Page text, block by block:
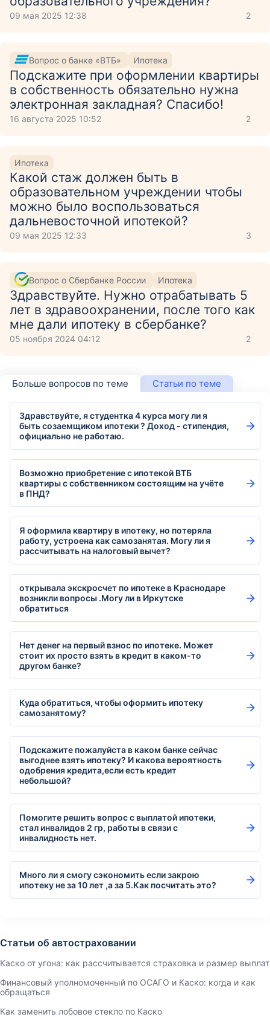
09 мая 2025 12:38 2
Вопрос о банке «ВТБ» Ипотека
Подскажите при оформлении квартиры
в собственность обязательно нужна
электронная закладная? Спасибо!
16 августа 2025 10:52 2
Ипотека
Какой стаж должен быть в
образовательном учреждении чтобы
можно было воспользоваться
дальневосточной ипотекой?
09 мая 2025 12:33 3
Вопрос о Сбербанке России Ипотека
Здравствуйте. Нужно отрабатывать 5
лет в здравоохранении, после того как
мне дали ипотеку в сбербанке?
05 ноября 2024 04:12 2
Больше вопросов по теме Статьи по теме
Здравствуйте, я студентка 4 курса могу ли я
быть созаемщиком ипотеки ? Доход - стипендия,
официально не работаю.
Возможно приобретение с ипотекой ВТБ
квартиры с собственником состоящим на учёте
в ПНД?
Я оформила квартиру в ипотеку, но потеряла
работу, устроена как самозанятая. Могу ли я
рассчитывать на налоговый вычет?
открывала экскросчет по ипотеке в Краснодаре
возникли вопросы .Могу ли в Иркутске
обратиться
Нет денег на первый взнос по ипотеке. Может
стоит их просто взять в кредит в каком-то
другом банке?
Куда обратиться, чтобы оформить ипотеку
самозанятому?
Подскажите пожалуйста в каком банке сейчас
выгоднее взять ипотеку? И какова вероятность
одобрения кредита,если есть кредит
небольшой?
Помогите решить вопрос с выплатой ипотеки,
стал инвалидов 2 гр, работы в связи с
инвалидность нет.
Много ли я смогу сэкономить если закрою
ипотеку не за 10 лет ,а за 5.Как посчитать это?
Статьи об автостраховании
Каско от угона: как рассчитывается страховка и размер выплат
Финансовый уполномоченный по ОСАГО и Каско: когда и как
обращаться
Как заменить лобовое стекло по Каско